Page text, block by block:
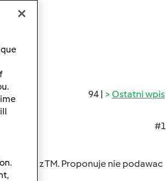
94 | Ostatni wpis
#1
jak z TM. Proponuje nie podawac